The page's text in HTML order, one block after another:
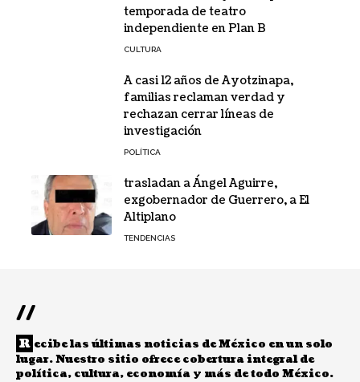
temporada de teatro
independiente en Plan B
CULTURA
A casi 12 años de Ayotzinapa,
familias reclaman verdad y
rechazan cerrar líneas de
investigación
POLÍTICA
trasladan a Ángel Aguirre,
exgobernador de Guerrero, a El
Altiplano
TENDENCIAS
//
R ecibe las últimas noticias de México en un solo
lugar. Nuestro sitio ofrece cobertura integral de
política, cultura, economía y más de todo México.